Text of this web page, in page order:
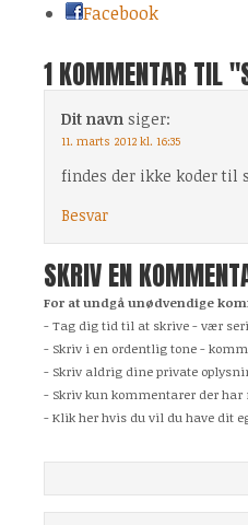
Facebook
1 KOMMENTAR TIL
Dit navn siger:
11. marts 2012 kl. 16:35
findes der ikke koder til
Besvar
SKRIV EN
For at undgå unødvendige
- Tag dig tid til at skrive - vær
- Skriv i en ordentlig tone -
- Skriv aldrig dine private
- Skriv kun kommentarer der
- Klik her hvis du vil du have dit